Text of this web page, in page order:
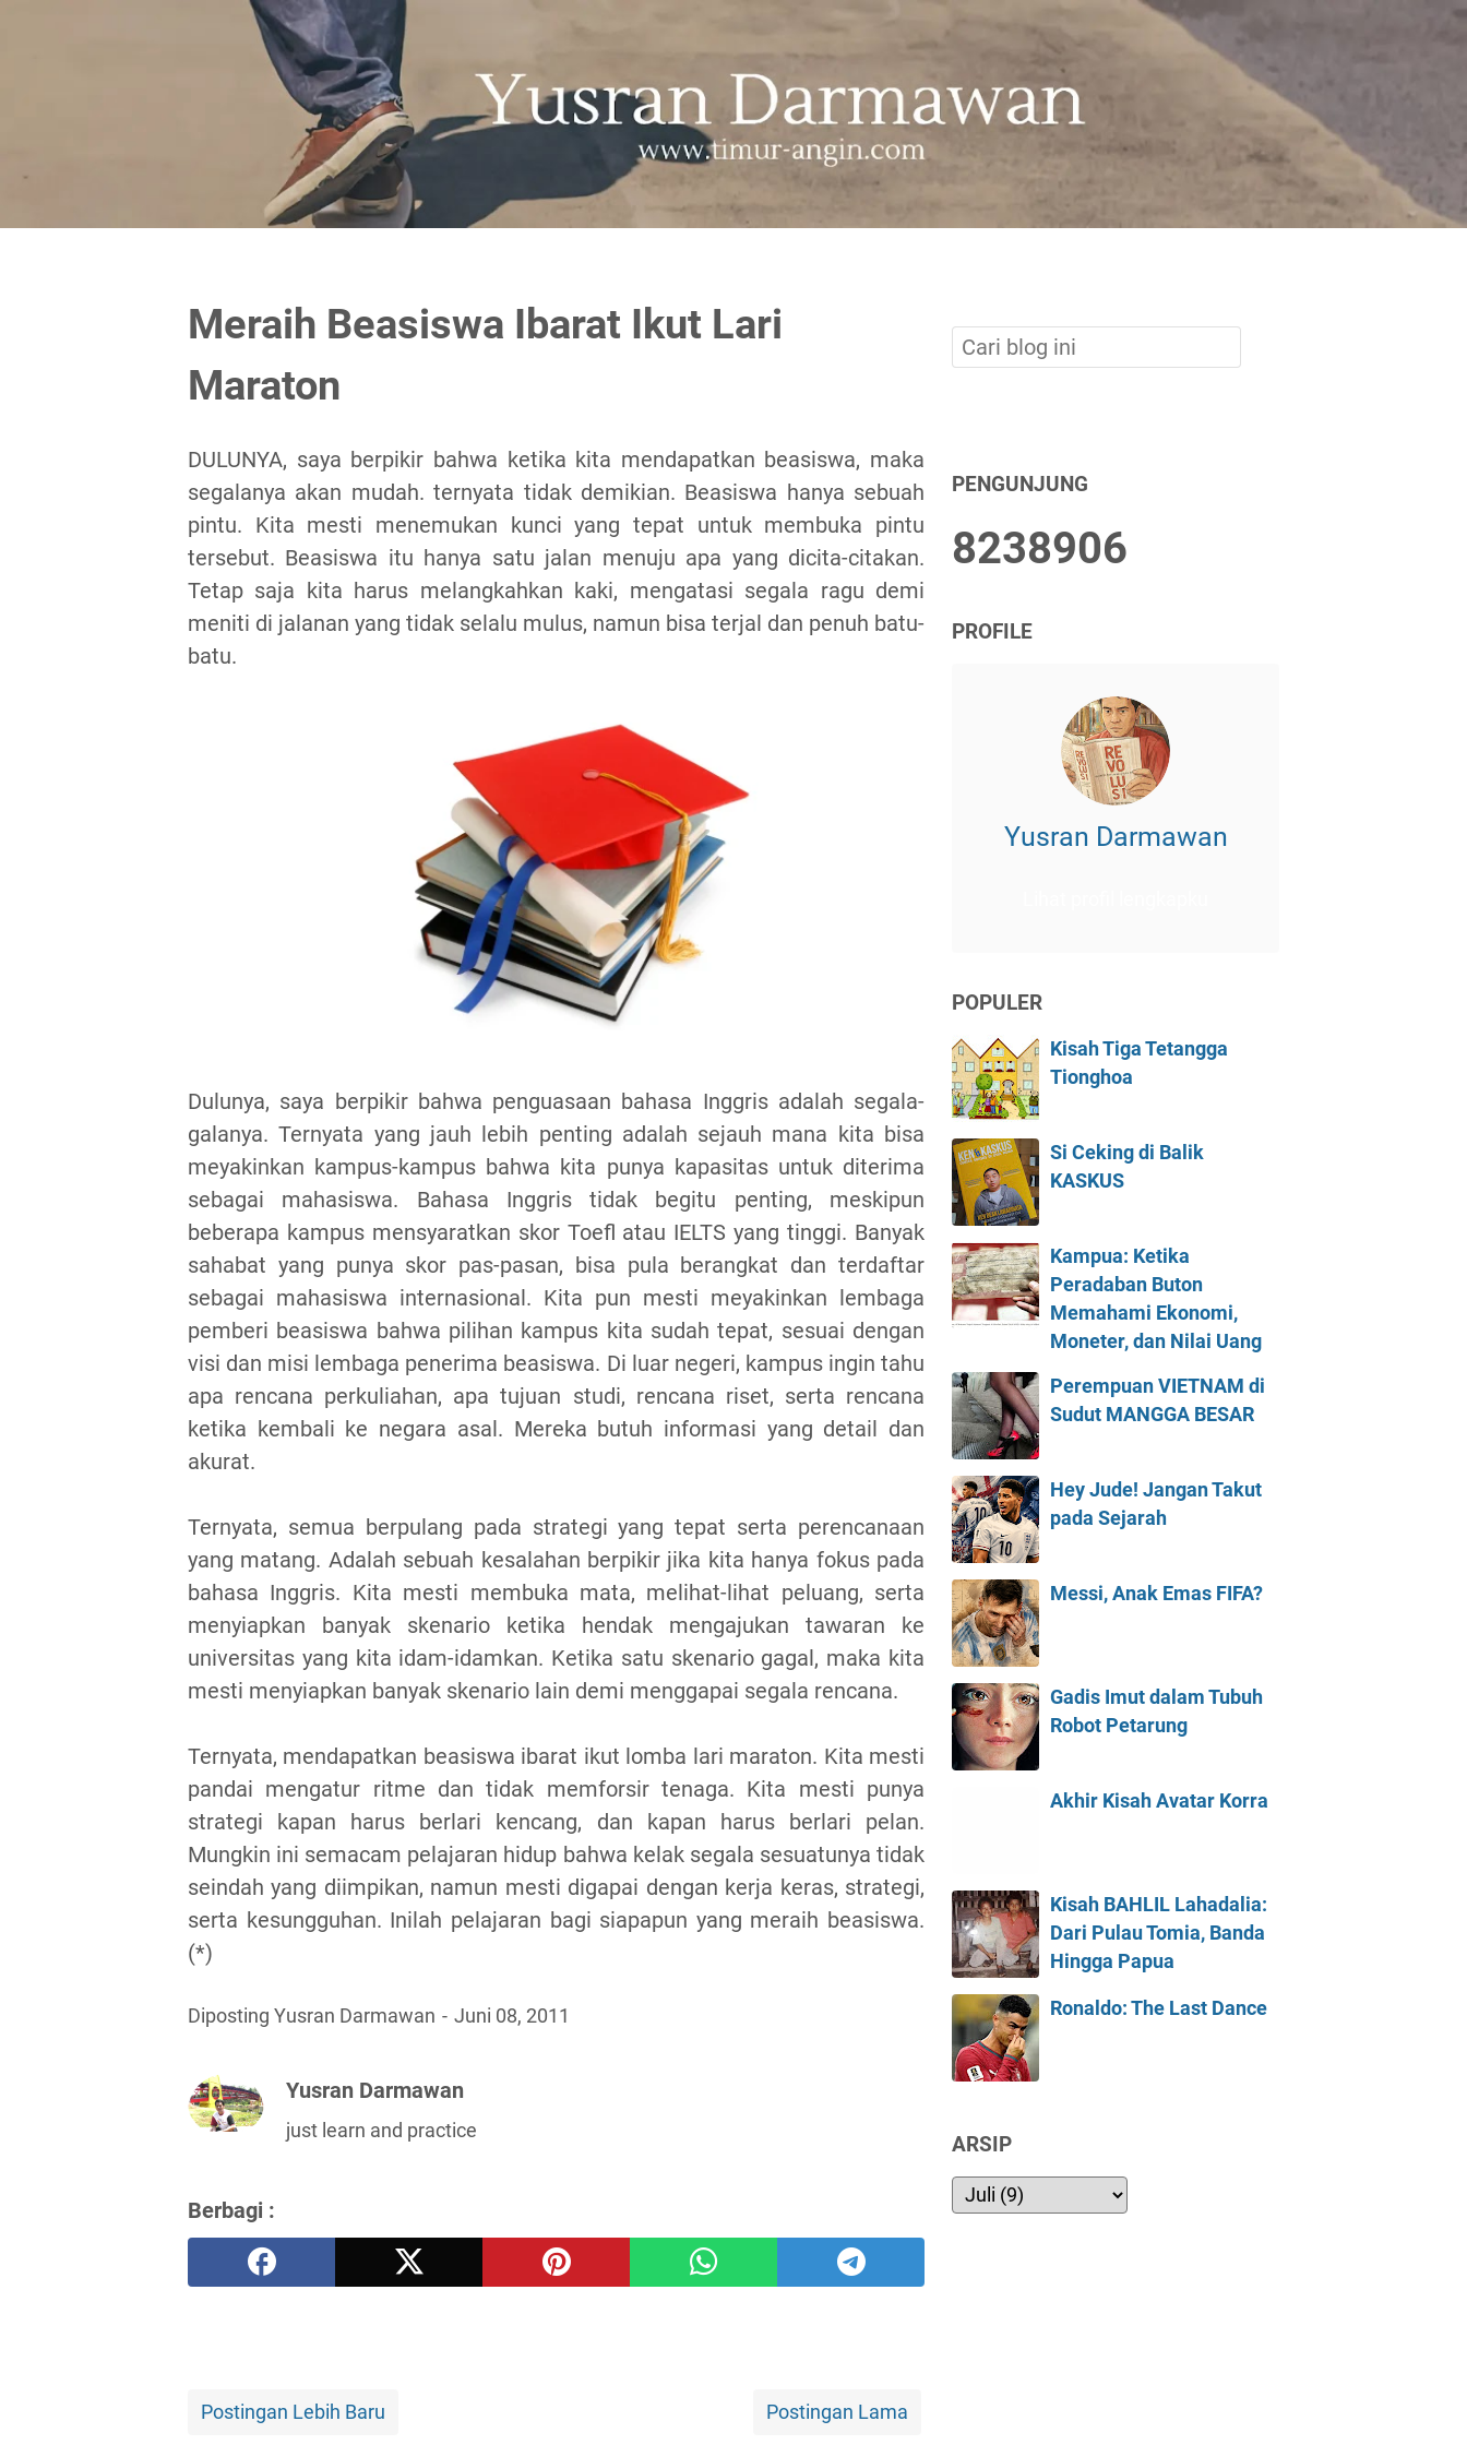
Meraih Beasiswa Ibarat Ikut Lari
Maraton
DULUNYA, saya berpikir bahwa ketika kita mendapatkan beasiswa, maka
segalanya akan mudah. ternyata tidak demikian. Beasiswa hanya sebuah
pintu. Kita mesti menemukan kunci yang tepat untuk membuka pintu
tersebut. Beasiswa itu hanya satu jalan menuju apa yang dicita-citakan.
Tetap saja kita harus melangkahkan kaki, mengatasi segala ragu demi
meniti di jalanan yang tidak selalu mulus, namun bisa terjal dan penuh batu-
batu.
Dulunya, saya berpikir bahwa penguasaan bahasa Inggris adalah segala-
galanya. Ternyata yang jauh lebih penting adalah sejauh mana kita bisa
meyakinkan kampus-kampus bahwa kita punya kapasitas untuk diterima
sebagai mahasiswa. Bahasa Inggris tidak begitu penting, meskipun
beberapa kampus mensyaratkan skor Toefl atau IELTS yang tinggi. Banyak
sahabat yang punya skor pas-pasan, bisa pula berangkat dan terdaftar
sebagai mahasiswa internasional. Kita pun mesti meyakinkan lembaga
pemberi beasiswa bahwa pilihan kampus kita sudah tepat, sesuai dengan
visi dan misi lembaga penerima beasiswa. Di luar negeri, kampus ingin tahu
apa rencana perkuliahan, apa tujuan studi, rencana riset, serta rencana
ketika kembali ke negara asal. Mereka butuh informasi yang detail dan
akurat.
Ternyata, semua berpulang pada strategi yang tepat serta perencanaan
yang matang. Adalah sebuah kesalahan berpikir jika kita hanya fokus pada
bahasa Inggris. Kita mesti membuka mata, melihat-lihat peluang, serta
menyiapkan banyak skenario ketika hendak mengajukan tawaran ke
universitas yang kita idam-idamkan. Ketika satu skenario gagal, maka kita
mesti menyiapkan banyak skenario lain demi menggapai segala rencana.
Ternyata, mendapatkan beasiswa ibarat ikut lomba lari maraton. Kita mesti
pandai mengatur ritme dan tidak memforsir tenaga. Kita mesti punya
strategi kapan harus berlari kencang, dan kapan harus berlari pelan.
Mungkin ini semacam pelajaran hidup bahwa kelak segala sesuatunya tidak
seindah yang diimpikan, namun mesti digapai dengan kerja keras, strategi,
serta kesungguhan. Inilah pelajaran bagi siapapun yang meraih beasiswa.
(*)
Diposting Yusran Darmawan Juni 08, 2011
Yusran Darmawan
just learn and practice
Berbagi :
Postingan Lebih Baru Postingan Lama
PENGUNJUNG
8238906
PROFILE
Yusran Darmawan
POPULER
Kisah Tiga Tetangga
Tionghoa
Si Ceking di Balik
KASKUS
Kampua: Ketika
Peradaban Buton
Memahami Ekonomi,
Moneter, dan Nilai Uang
Perempuan VIETNAM di
Sudut MANGGA BESAR
Hey Jude! Jangan Takut
pada Sejarah
Messi, Anak Emas FIFA?
Gadis Imut dalam Tubuh
Robot Petarung
Akhir Kisah Avatar Korra
Kisah BAHLIL Lahadalia:
Dari Pulau Tomia, Banda
Hingga Papua
Ronaldo: The Last Dance
ARSIP